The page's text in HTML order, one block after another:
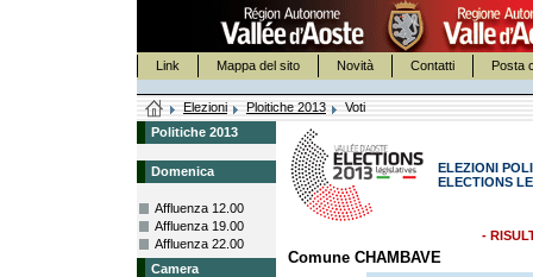
Link Mappa del sito Novità Contatti Posta
Elezioni Ploitiche 2013
Voti
Politiche 2013
Domenica
Affluenza 12.00
Affluenza 19.00
Affluenza 22.00
Camera
ELEZIONI
ELECTIONS
-
Comune CHAMBAVE